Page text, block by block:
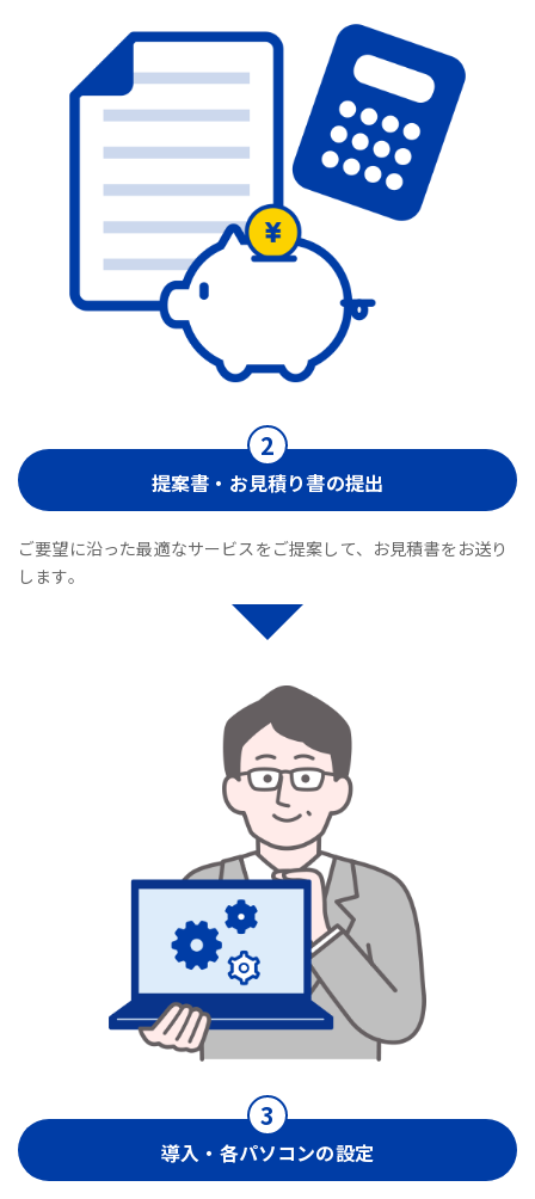
提案書・お見積り書の提出
ご要望に沿った最適なサービスをご提案して、お見積書をお送り
します。
導入・各パソコンの設定